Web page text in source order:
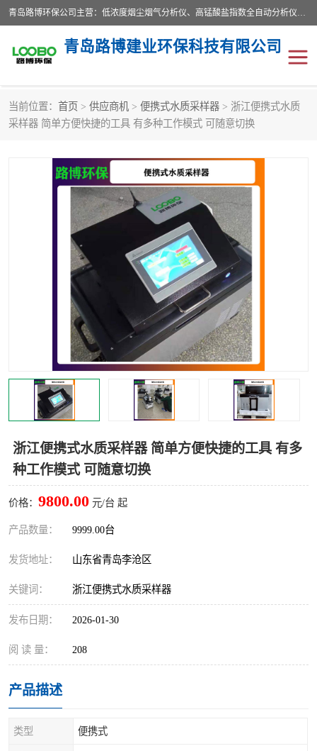
青岛路博环保公司主营：低浓度烟尘烟气分析仪、高锰酸盐指数全自动分析仪、便携式超声波明渠流量计、便携式水质采样器、恒温恒湿称重系统、手持式油烟检测仪等;是一家集环保科研、设计、生产、维护、销售和系统集成为一体的综合性高科技企业。路博人秉承"科学技术是第一生产力的重要理念，倡导环境友好型的生产、生活和消费方式。
青岛路博建业环保科技有限公司
当前位置： 首页 > 供应商机 > 便携式水质采样器 > 浙江便携式水质
采样器 简单方便快捷的工具 有多种工作模式 可随意切换
浙江便携式水质采样器 简单方便快捷的工具 有多
种工作模式 可随意切换
价格： 9800.00 元/台 起
产品数量： 9999.00台
发货地址： 山东省青岛李沧区
关键词： 浙江便携式水质采样器
发布日期： 2026-01-30
阅 读 量： 208
产品描述
类型 便携式
生物安全柜 气体检测仪
水质检测仪 手持式油烟检测仪
恒温恒湿称重系统 二恶英采集器
实验室仪器 LB-8110降水降尘采样器
便携式水质采样器 LB-7035油气回收
便携式超声波明渠流量计 大气环境采样器
LB-4200高锰酸盐指数仪 LB-62便携式烟气分析仪
烟尘烟气设备 大气采样器
粉尘设备
新宇宙仪器
烟尘净化器